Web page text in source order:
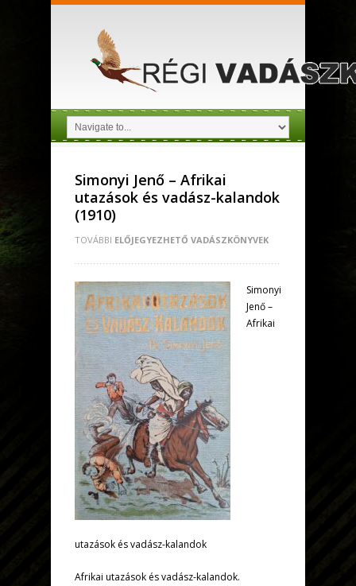
Simonyi Jenő – Afrikai
utazások és vadász-kalandok
(1910)
TOVÁBBI ELŐJEGYEZHETŐ VADÁSZKÖNYVEK
Simonyi
Jenő –
Afrikai
utazások és vadász-kalandok
Afrikai utazások és vadász-kalandok.